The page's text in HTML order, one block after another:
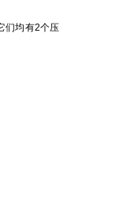
们均有2个压